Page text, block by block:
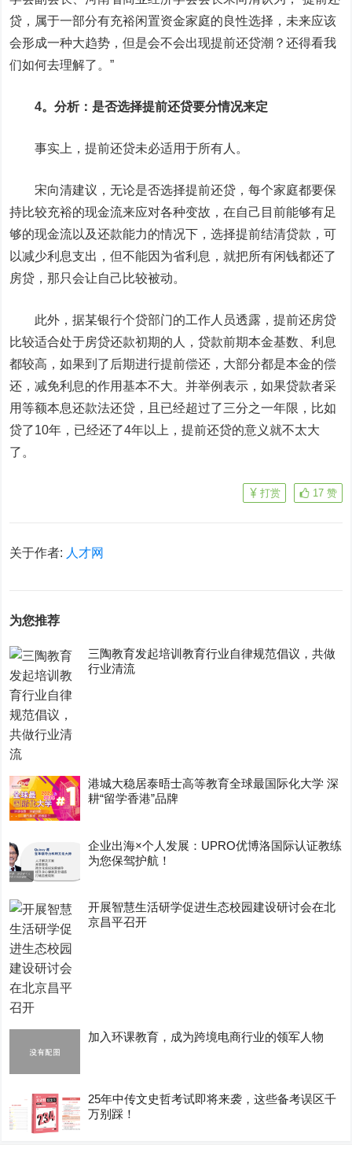
贷，属于一部分有充裕闲置资金家庭的良性选择，未来应该
会形成一种大趋势，但是会不会出现提前还贷潮？还得看我
们如何去理解了。”
4。分析：是否选择提前还贷要分情况来定
事实上，提前还贷未必适用于所有人。
宋向清建议，无论是否选择提前还贷，每个家庭都要保
持比较充裕的现金流来应对各种变故，在自己目前能够有足
够的现金流以及还款能力的情况下，选择提前结清贷款，可
以减少利息支出，但不能因为省利息，就把所有闲钱都还了
房贷，那只会让自己比较被动。
此外，据某银行个贷部门的工作人员透露，提前还房贷
比较适合处于房贷还款初期的人，贷款前期本金基数、利息
都较高，如果到了后期进行提前偿还，大部分都是本金的偿
还，减免利息的作用基本不大。并举例表示，如果贷款者采
用等额本息还款法还贷，且已经超过了三分之一年限，比如
贷了10年，已经还了4年以上，提前还贷的意义就不太大
了。
17 赞
打赏
关于作者: 人才网
为您推荐
三陶教育发起培训教育行业自律规范倡议，共做
行业清流
港城大稳居泰晤士高等教育全球最国际化大学 深
耕“留学香港”品牌
企业出海×个人发展：UPRO优博洛国际认证教练
为您保驾护航！
开展智慧生活研学促进生态校园建设研讨会在北
京昌平召开
加入环课教育，成为跨境电商行业的领军人物
25年中传文史哲考试即将来袭，这些备考误区千
万别踩！